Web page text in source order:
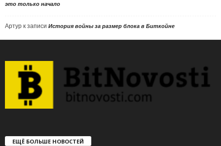
это только начало
Артур к записи История войны за размер блока в Биткойне
ЕЩЁ БОЛЬШЕ НОВОСТЕЙ